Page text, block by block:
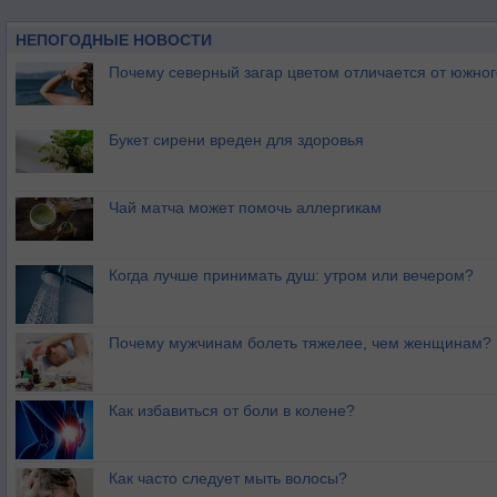
НЕПОГОДНЫЕ НОВОСТИ
Почему северный загар цветом отличается от
Букет сирени вреден для здоровья
Чай матча может помочь аллергикам
Когда лучше принимать душ: утром или вечером?
Почему мужчинам болеть тяжелее, чем женщинам?
Как избавиться от боли в колене?
Как часто следует мыть волосы?